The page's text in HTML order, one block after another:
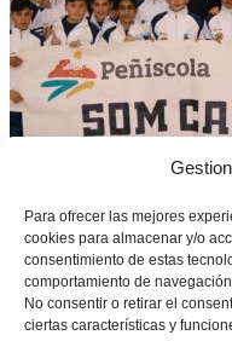
Para ofrecer las mejores
cookies para almacenar y/o
consentimiento de estas
comportamiento de
No consentir o retirar el
ciertas características y
El Peñíscola FS afronta la